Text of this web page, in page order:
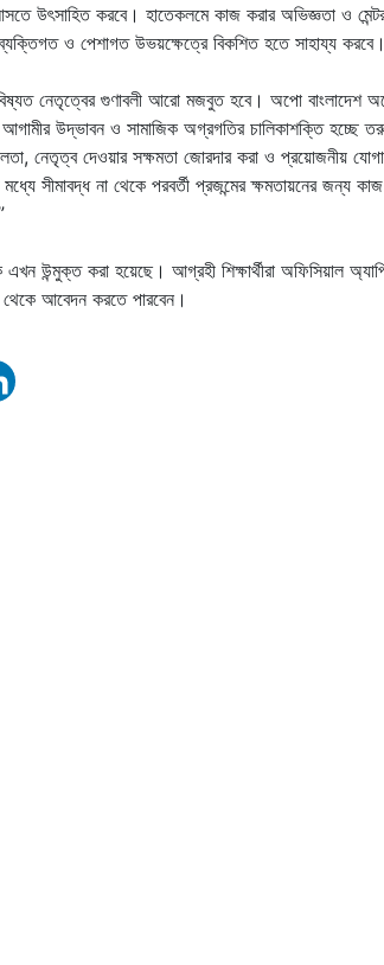
উৎসাহিত করবে। হাতেকলমে কাজ করার অভিজ্ঞতা ও
ও পেশাগত উভয়ক্ষেত্রে বিকশিত হতে সাহায্য করবে।
নেতৃত্বের গুণাবলী আরো মজবুত হবে। অপো বাংলাদেশ
আগামীর উদ্ভাবন ও সামাজিক অগ্রগতির চালিকাশক্তি হচ্ছে
নেতৃত্ব দেওয়ার সক্ষমতা জোরদার করা ও প্রয়োজনীয়
সীমাবদ্ধ না থেকে পরবর্তী প্রজন্মের ক্ষমতায়নের জন্য
উন্মুক্ত করা হয়েছে। আগ্রহী শিক্ষার্থীরা অফিসিয়াল
থেকে আবেদন করতে পারবেন।